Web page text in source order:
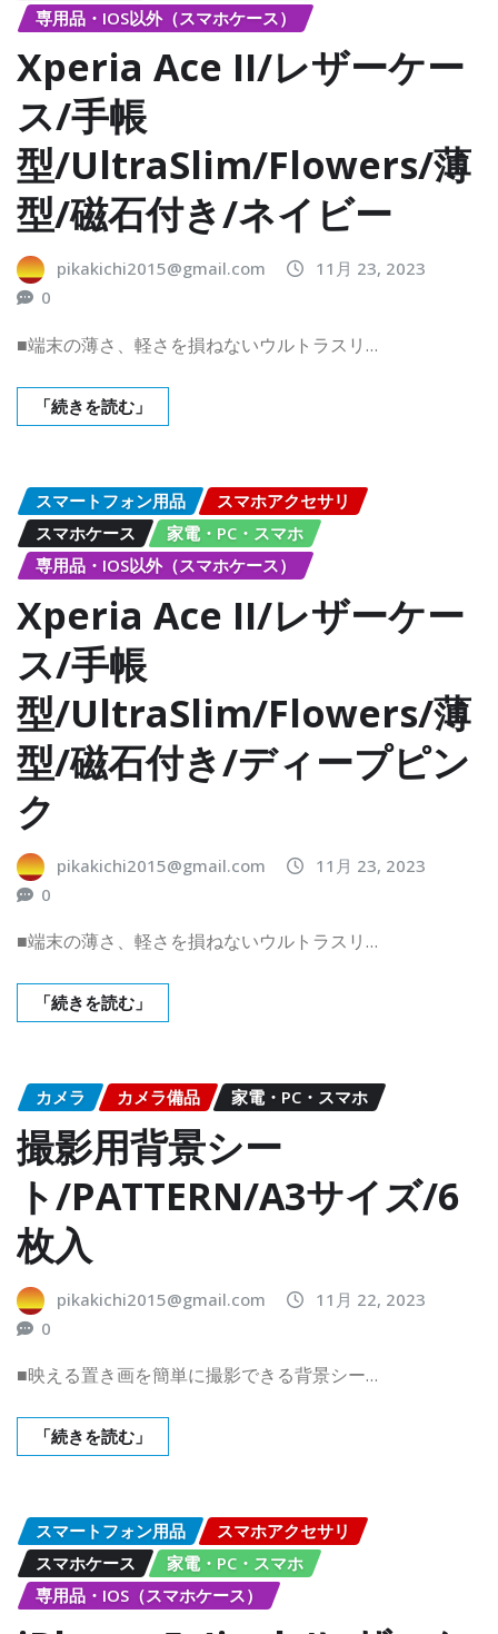
専用品・IOS以外（スマホケース）
Xperia Ace II/レザーケー
ス/手帳
型/UltraSlim/Flowers/薄
型/磁石付き/ネイビー
pikakichi2015@gmail.com
11月 23, 2023
0
■端末の薄さ、軽さを損ねないウルトラスリ…
「続きを読む」
スマートフォン用品
スマホアクセサリ
スマホケース
家電・PC・スマホ
専用品・IOS以外（スマホケース）
Xperia Ace II/レザーケー
ス/手帳
型/UltraSlim/Flowers/薄
型/磁石付き/ディープピン
ク
pikakichi2015@gmail.com
11月 23, 2023
0
■端末の薄さ、軽さを損ねないウルトラスリ…
「続きを読む」
カメラ カメラ備品 家電・PC・スマホ
撮影用背景シー
ト/PATTERN/A3サイズ/6
枚入
pikakichi2015@gmail.com
11月 22, 2023
0
■映える置き画を簡単に撮影できる背景シー…
「続きを読む」
スマートフォン用品
スマホアクセサリ
スマホケース
家電・PC・スマホ
専用品・IOS（スマホケース）